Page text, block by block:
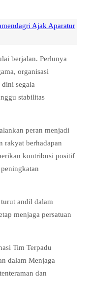
Ajak Aparatur
berjalan. Perlunya
organisasi
dini segala
stabilitas
peran menjadi
rakyat berhadapan
kontribusi positif
andil dalam
menjaga persatuan
Tim Terpadu
dalam Menjaga
dan